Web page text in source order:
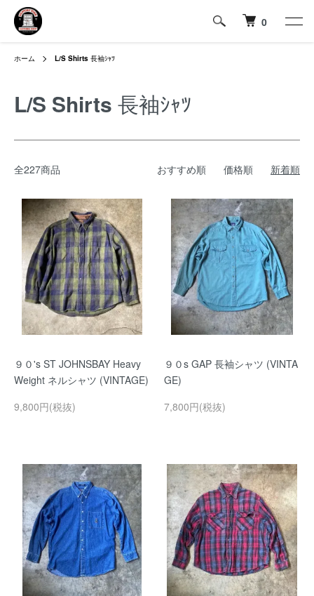
0
ホーム L/S Shirts 長袖ｼｬﾂ
L/S Shirts 長袖ｼｬﾂ
全227商品 おすすめ順 価格順 新着順
９０'s ST JOHNSBAY Heavy
Weight ネルシャツ (VINTAGE)
9,800円(税抜)
９０s GAP 長袖シャツ (VINTA
GE)
7,800円(税抜)